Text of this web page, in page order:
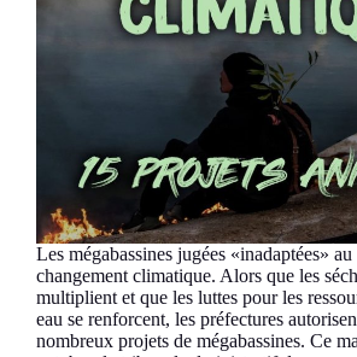
Les mégabassines jugées «inadaptées» au
changement climatique. Alors que les
multiplient et que les luttes pour les
eau se renforcent, les préfectures
nombreux projets de mégabassines. Ce